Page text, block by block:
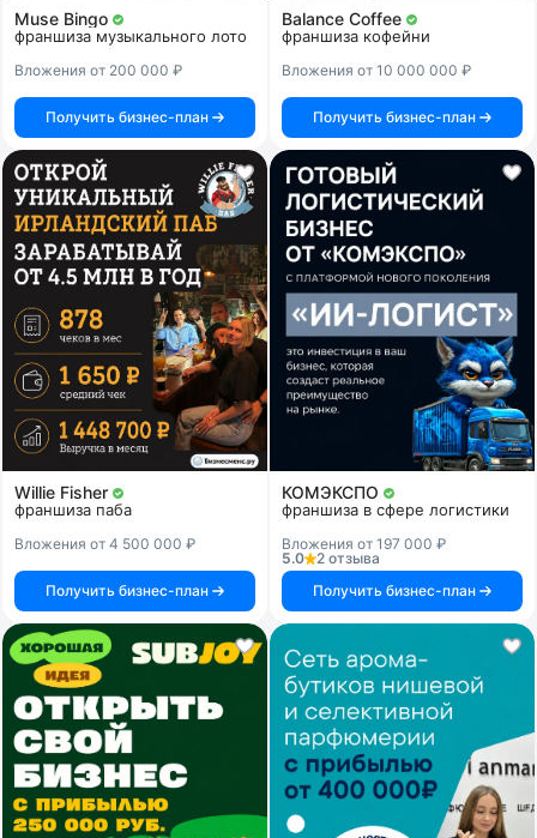
Muse Bingo
франшиза музыкального лото
Вложения от 200 000 ₽
Получить бизнес-план
Balance Coffee
франшиза кофейни
Вложения от 10 000 000 ₽
Получить бизнес-план
Willie Fisher
франшиза паба
Вложения от 4 500 000 ₽
Получить бизнес-план
КОМЭКСПО
франшиза в сфере логистики
Вложения от 197 000 ₽
5.0
2 отзыва
Получить бизнес-план